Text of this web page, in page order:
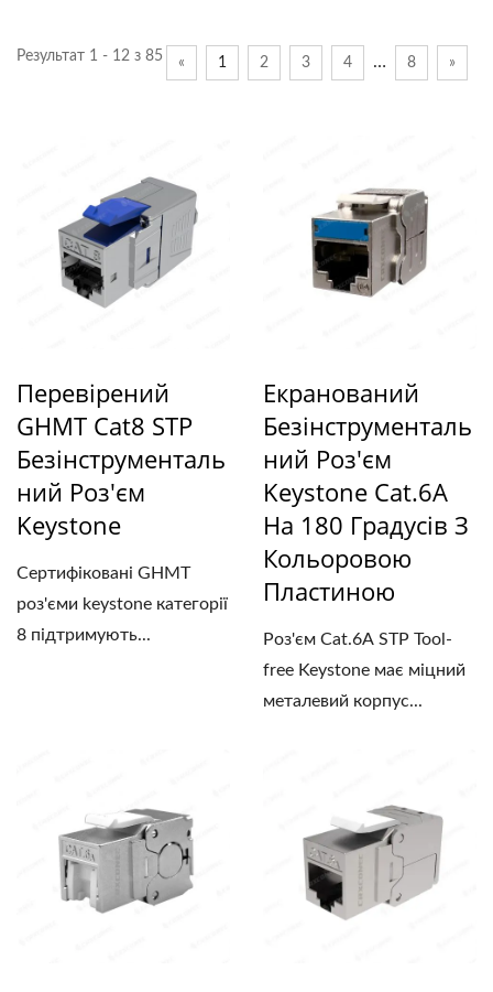
Результат 1 - 12 з 85 « 1 2 3 4 … 8 »
Перевірений
GHMT Cat8 STP
Безінструменталь
Ний Роз'єм
Keystone
Сертифіковані GHMT
роз'єми keystone категорії
8 підтримують...
Екранований
Безінструменталь
Ний Роз'єм
Keystone Cat.6A
На 180 Градусів З
Кольоровою
Пластиною
Роз'єм Cat.6A STP Tool-
free Keystone має міцний
металевий корпус...